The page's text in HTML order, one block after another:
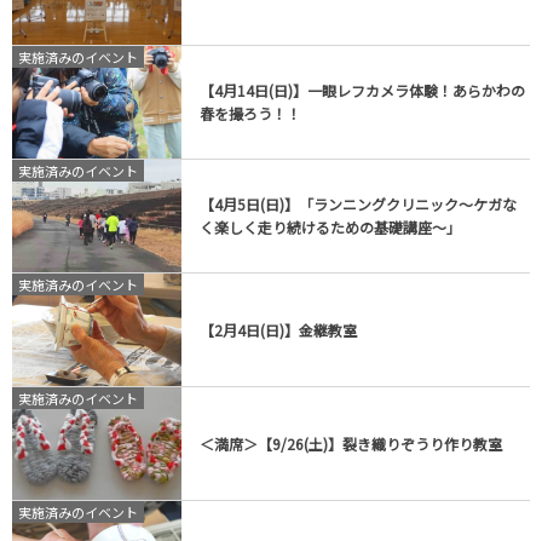
実施済みのイベント
【4月14日(日)】一眼レフカメラ体験！あらかわの
春を撮ろう！！
実施済みのイベント
【4月5日(日)】「ランニングクリニック～ケガな
く楽しく走り続けるための基礎講座～」
実施済みのイベント
【2月4日(日)】金継教室
実施済みのイベント
＜満席＞【9/26(土)】裂き織りぞうり作り教室
実施済みのイベント